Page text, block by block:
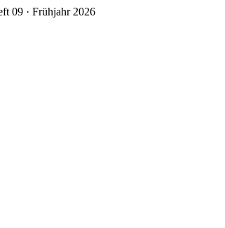
09 · Frühjahr 2026